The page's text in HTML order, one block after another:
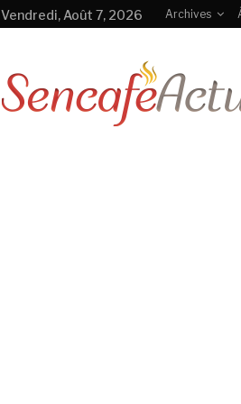
Vendredi, Août 7, 2026 Archives